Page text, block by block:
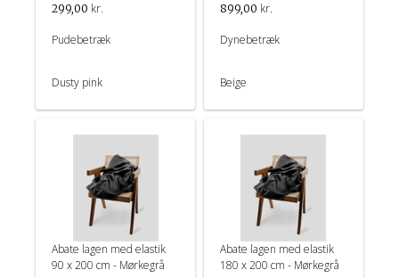
299,00 kr.
Pudebetræk
Dusty pink
899,00 kr.
Dynebetræk
Beige
Abate lagen med elastik
90 x 200 cm - Mørkegrå
Abate lagen med elastik
180 x 200 cm - Mørkegrå